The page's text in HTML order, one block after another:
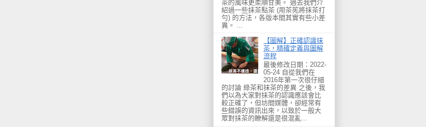
茶的風味更柔順甘美。 過去我們介
紹過一些抹茶點茶 (用茶筅將抹茶打
勻) 的方法，各版本間其實有些小差
異。 ...
【圖解】正確認識抹
茶，精確定義與圖解
流程
最後修改日期：2022-
05-24 自從我們在
2016年第一次很仔細
的討論 綠茶和抹茶的差異 之後，我
們以為大家對抹茶的認識應該會比
較正確了，但坊間媒體，卻經常有
些錯誤的資訊出來，以致於一般大
眾對抹茶的瞭解還是很混亂...